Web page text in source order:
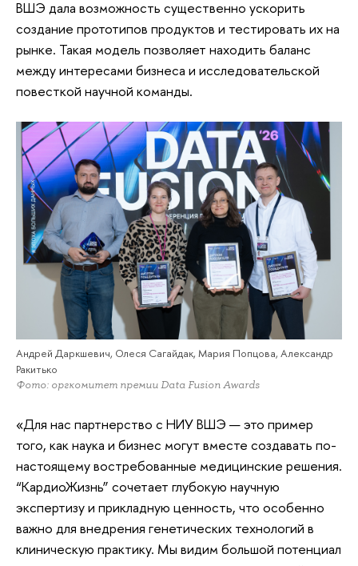
ВШЭ дала возможность существенно ускорить
создание прототипов продуктов и тестировать их на
рынке. Такая модель позволяет находить баланс
между интересами бизнеса и исследовательской
повесткой научной команды.
Андрей Даркшевич, Олеся Сагайдак, Мария Попцова, Александр
Ракитько
Фото: оргкомитет премии Data Fusion Awards
«Для нас партнерство с НИУ ВШЭ — это пример
того, как наука и бизнес могут вместе создавать по-
настоящему востребованные медицинские решения.
“КардиоЖизнь” сочетает глубокую научную
экспертизу и прикладную ценность, что особенно
важно для внедрения генетических технологий в
клиническую практику. Мы видим большой потенциал